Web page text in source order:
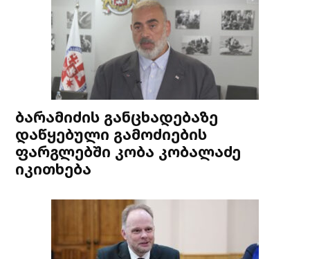
ბარამიძის განცხადებაზე
დაწყებული გამოძიების
ფარგლებში კობა კობალაძე
იკითხება